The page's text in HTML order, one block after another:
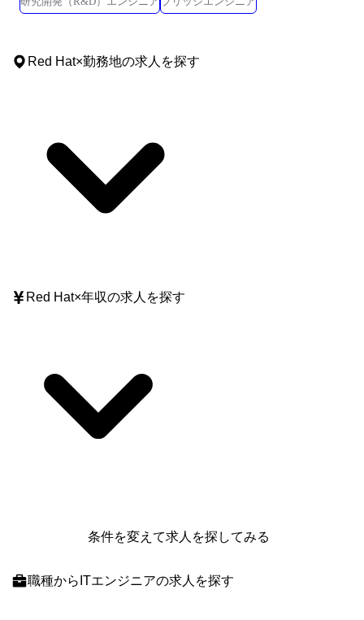
Red Hat×勤務地の求人を探す
Red Hat×年収の求人を探す
条件を変えて求人を探してみる
職種からITエンジニアの求人を探す